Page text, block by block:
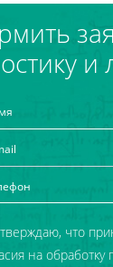
и
что
на